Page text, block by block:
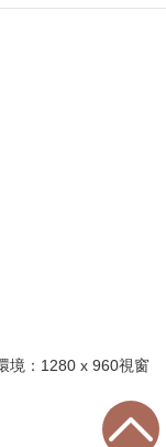
境：1280 x 960視窗